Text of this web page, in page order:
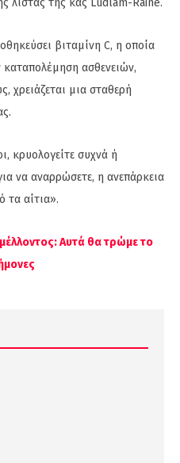
βιταμίνη C, η οποία
καταπολέμηση ασθενειών,
χρειάζεται μια σταθερή
κρυολογείτε συχνά ή
να αναρρώσετε, η ανεπάρκεια
τα αίτια».
Αυτά θα τρώμε το